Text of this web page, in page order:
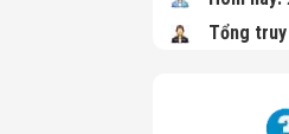
Tổng